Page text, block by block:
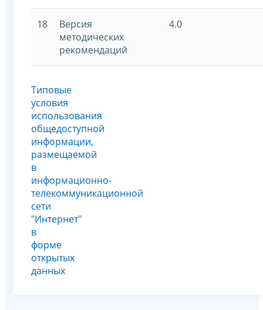
18
Версия
методических
рекомендаций
4.0
Типовые
условия
использования
общедоступной
информации,
размещаемой
в
информационно-
телекоммуникационной
сети
"Интернет"
в
форме
открытых
данных